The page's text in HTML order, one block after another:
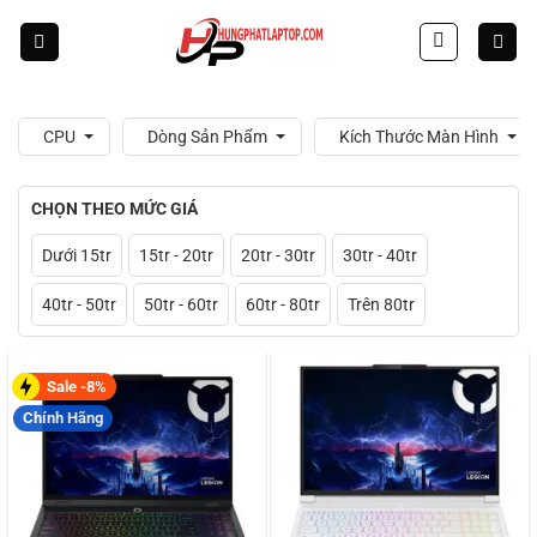
CPU Dòng Sản Phẩm Kích Thước Màn Hình
CHỌN THEO MỨC GIÁ
Dưới 15tr 15tr - 20tr 20tr - 30tr 30tr - 40tr
40tr - 50tr 50tr - 60tr 60tr - 80tr Trên 80tr
Sale -8%
Chính Hãng